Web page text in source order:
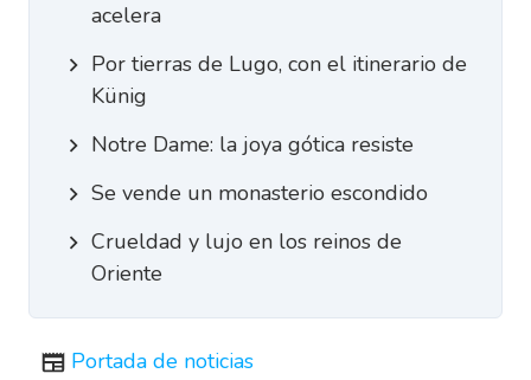
acelera
Por tierras de Lugo, con el itinerario de
Künig
Notre Dame: la joya gótica resiste
Se vende un monasterio escondido
Crueldad y lujo en los reinos de
Oriente
Portada de noticias